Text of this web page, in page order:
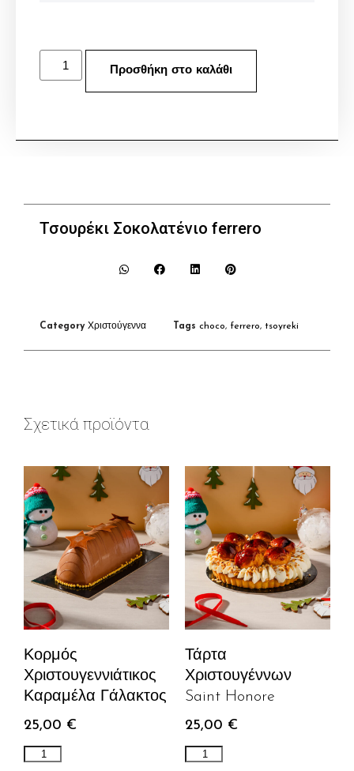
Προσθήκη στο καλάθι
Τσουρέκι Σοκολατένιο ferrero
Category Χριστούγεννα Tags choco, ferrero, tsoyreki
Σχετικά προϊόντα
Κορμός
Χριστουγεννιάτικος
Καραμέλα Γάλακτος
25,00 €
Τάρτα
Χριστουγέννων
Saint Honore
25,00 €